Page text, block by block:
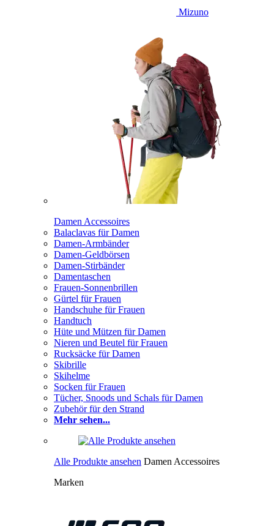
Mizuno
Damen Accessoires
Balaclavas für Damen
Damen-Armbänder
Damen-Geldbörsen
Damen-Stirbänder
Damentaschen
Frauen-Sonnenbrillen
Gürtel für Frauen
Handschuhe für Frauen
Handtuch
Hüte und Mützen für Damen
Nieren und Beutel für Frauen
Rucksäcke für Damen
Skibrille
Skihelme
Socken für Frauen
Tücher, Snoods und Schals für Damen
Zubehör für den Strand
Mehr sehen...
Alle Produkte ansehen Damen Accessoires
Marken